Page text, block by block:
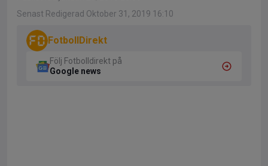
Senast Redigerad Oktober 31, 2019 16:10
FotbollDirekt
Följ Fotbolldirekt på
Google news